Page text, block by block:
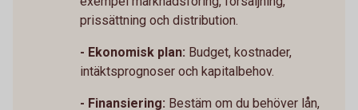
prissättning och distribution.
- Ekonomisk plan: Budget, kostnader,
intäktsprognoser och kapitalbehov.
- Finansiering: Bestäm om du behöver lån,